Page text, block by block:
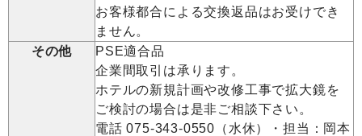
お客様都合による交換返品はお受けでき
ません。
その他
PSE適合品
企業間取引は承ります。
ホテルの新規計画や改修工事で拡大鏡を
ご検討の場合は是非ご相談下さい。
電話 075-343-0550（水休）・担当：岡本